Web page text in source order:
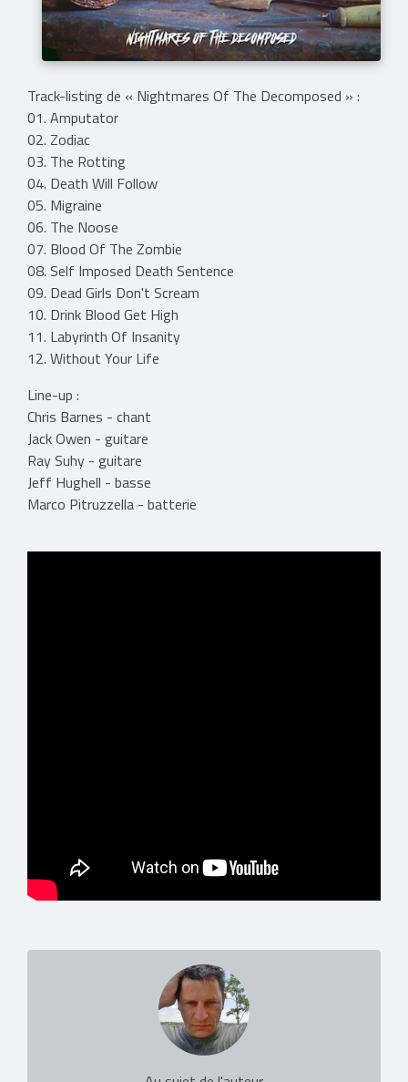
Track-listing de « Nightmares Of The Decomposed » :
01. Amputator
02. Zodiac
03. The Rotting
04. Death Will Follow
05. Migraine
06. The Noose
07. Blood Of The Zombie
08. Self Imposed Death Sentence
09. Dead Girls Don't Scream
10. Drink Blood Get High
11. Labyrinth Of Insanity
12. Without Your Life
Line-up :
Chris Barnes - chant
Jack Owen - guitare
Ray Suhy - guitare
Jeff Hughell - basse
Marco Pitruzzella - batterie